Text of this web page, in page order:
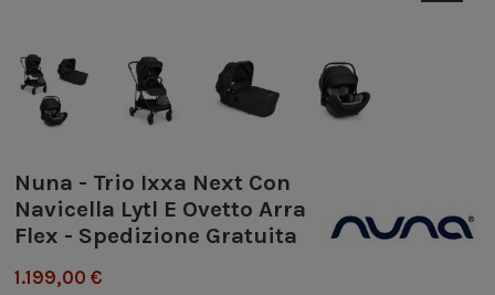
Nuna - Trio Ixxa Next Con
Navicella Lytl E Ovetto Arra
Flex - Spedizione Gratuita
1.199,00 €